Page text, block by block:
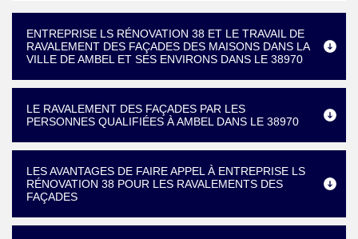
ENTREPRISE LS RÉNOVATION 38 ET LE TRAVAIL DE
RAVALEMENT DES FAÇADES DES MAISONS DANS LA
VILLE DE AMBEL ET SES ENVIRONS DANS LE 38970
LE RAVALEMENT DES FAÇADES PAR LES
PERSONNES QUALIFIÉES À AMBEL DANS LE 38970
LES AVANTAGES DE FAIRE APPEL À ENTREPRISE LS
RÉNOVATION 38 POUR LES RAVALEMENTS DES
FAÇADES